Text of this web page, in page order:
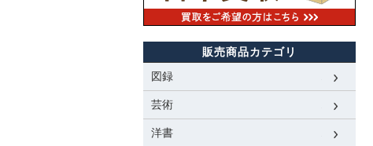
販売商品カテゴリ
図録
芸術
洋書